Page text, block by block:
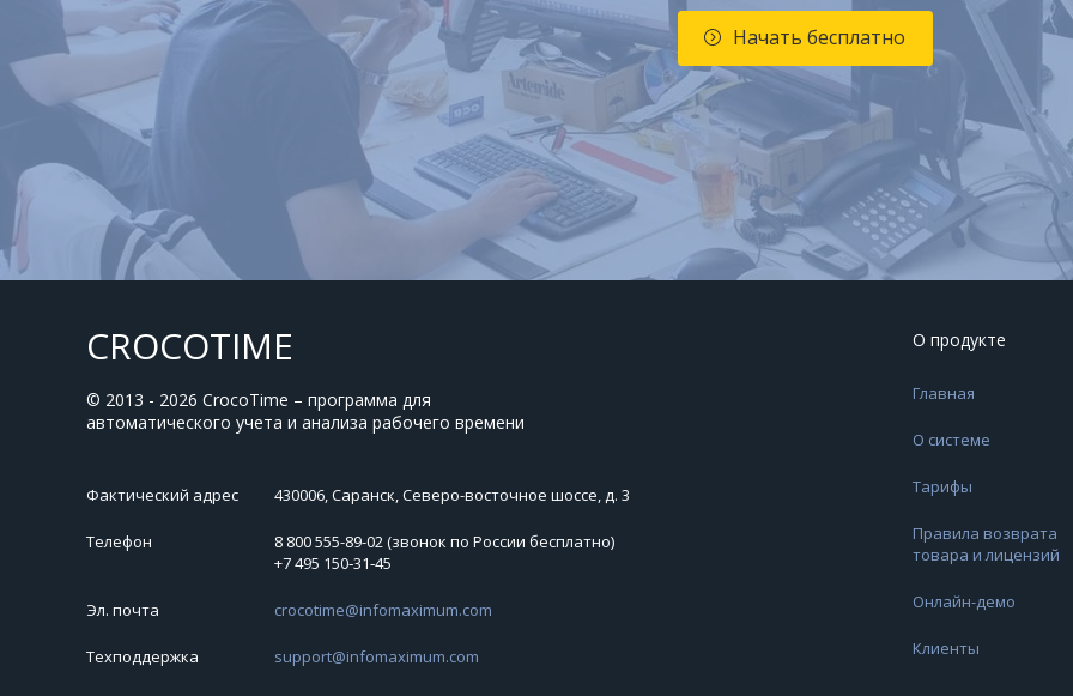
Начать бесплатно
CROCOTIME
© 2013 - 2026 CrocoTime – программа для
автоматического учета и анализа рабочего времени
Фактический адрес 430006, Саранск, Северо-восточное шоссе, д. 3
Телефон
8 800 555-89-02 (звонок по России бесплатно)
+7 495 150‑31‑45
Эл. почта crocotime@infomaximum.com
Техподдержка support@infomaximum.com
О продукте
Главная
О системе
Тарифы
Правила возврата
товара и лицензий
Онлайн-демо
Клиенты